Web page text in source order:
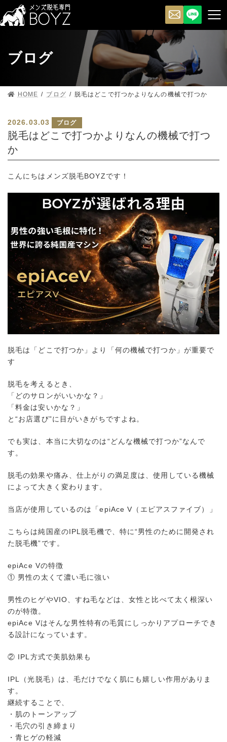
ブログ
HOME ブログ 脱毛はどこで打つかよりなんの機械で打つか
2026.03.03 ブログ
脱毛はどこで打つかよりなんの機械で打つ
か
こんにちはメンズ脱毛BOYZです！
脱毛は「どこで打つか」より「何の機械で打つか」が重要で
す
脱毛を考えるとき、
「どのサロンがいいかな？」
「料金は安いかな？」
と“お店選び”に目がいきがちですよね。
でも実は、本当に大切なのは“どんな機械で打つか”なんで
す。
脱毛の効果や痛み、仕上がりの満足度は、使用している機械
によって大きく変わります。
当店が使用しているのは「epiAce V（エピアスファイブ）」
こちらは純国産のIPL脱毛機で、特に“男性のために開発され
た脱毛機”です。
epiAce Vの特徴
① 男性の太くて濃い毛に強い
男性のヒゲやVIO、すね毛などは、女性と比べて太く根深い
のが特徴。
epiAce Vはそんな男性特有の毛質にしっかりアプローチでき
る設計になっています。
② IPL方式で美肌効果も
IPL（光脱毛）は、毛だけでなく肌にも嬉しい作用がありま
す。
継続することで、
・肌のトーンアップ
・毛穴の引き締まり
・青ヒゲの軽減